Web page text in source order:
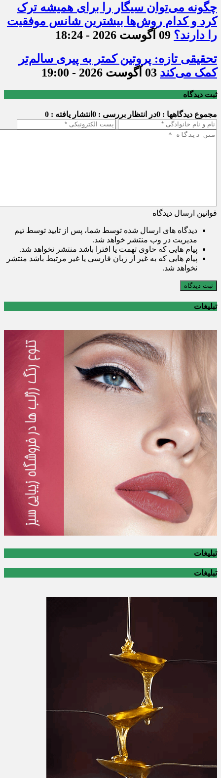
چگونه می‌توان سیگار را برای همیشه ترک
کرد و کدام روش‌ها بیشترین شانس موفقیت
را دارند؟ 09 آگوست 2026 - 18:24
تحقیقی تازه: پروتین کمتر به پیری سالم‌تر
کمک می‌کند 03 آگوست 2026 - 19:00
ثبت دیدگاه
مجموع دیدگاهها : 0 در انتظار بررسی : 0 انتشار یافته : 0
قوانین ارسال دیدگاه
دیدگاه های ارسال شده توسط شما، پس از تایید توسط تیم
مدیریت در وب منتشر خواهد شد.
پیام هایی که حاوی تهمت یا افترا باشد منتشر نخواهد شد.
پیام هایی که به غیر از زبان فارسی یا غیر مرتبط باشد منتشر
نخواهد شد.
ثبت دیدگاه
تبلیغات
تبلیغات
تبلیغات